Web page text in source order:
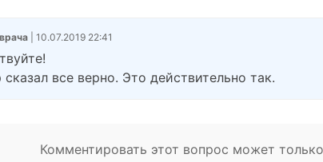
| 10.07.2019 22:41
все верно. Это действительно так.
Комментировать этот вопрос может